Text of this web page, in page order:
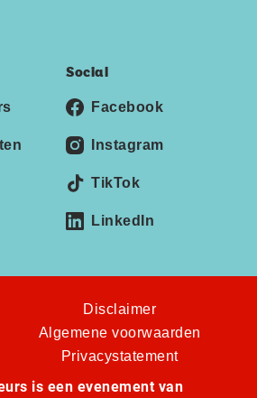
Social
Facebook
Instagram
TikTok
LinkedIn
Disclaimer
Algemene voorwaarden
Privacystatement
is een evenement van